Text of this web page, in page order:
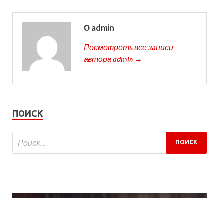
О admin
Посмотреть все записи
автора admin →
ПОИСК